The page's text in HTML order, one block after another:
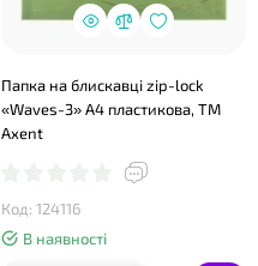
Папка на блискавці zip-lock
«Waves-3» А4 пластикова, ТМ
Axent
Код: 124116
В наявності